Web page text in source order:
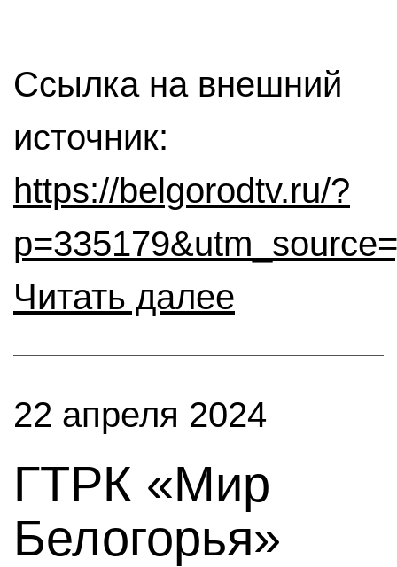
Ссылка на внешний
источник:
https://belgorodtv.ru/?
Читать далее
22 апреля 2024
ГТРК «Мир
Белогорья»